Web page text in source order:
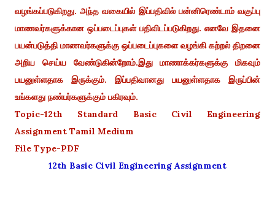
வழங்கப்படுகிறது. அந்த வகையில் இப்பதிவில் பன்னிரெண்டாம் வகுப்பு
மாணவர்களுக்கான ஒப்படைப்புகள் பதிவிடப்படுகிறது. எனவே இதனை
பயன்படுத்தி மாணவர்களுக்கு ஒப்படைப்புகளை வழங்கி கற்றல் திறனை
அறிய செய்ய வேண்டுகின்றோம்.இது மாணாக்கர்களுக்கு மிகவும்
பயனுள்ளதாக இருக்கும். இப்பதிவானது பயனுள்ளதாக இருப்பின்
உங்களது நண்பர்களுக்கும் பகிரவும்.
Topic-12th Standard Basic Civil Engineering
Assignment Tamil Medium
File Type-PDF
12th Basic Civil Engineering Assignment